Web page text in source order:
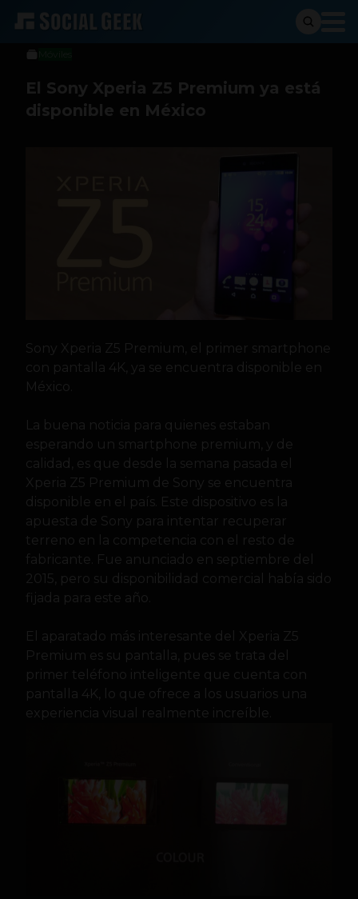
Sergio Ramos
1 de febrero de 2016
El Sony Xperia Z5 Premium ya está
disponible en México
Sony Xperia Z5 Premium, el primer smartphone
con pantalla 4K, ya se encuentra disponible en
México.
La buena noticia para quienes estaban
esperando un smartphone premium, y de
calidad, es que desde la semana pasada el
Xperia Z5 Premium de Sony se encuentra
disponible en el país. Este dispositivo es la
apuesta de Sony para intentar recuperar
terreno en la competencia con el resto de
fabricante. Fue anunciado en septiembre del
2015, pero su disponibilidad comercial había sido
fijada para este año.
El aparatado más interesante del Xperia Z5
Premium es su pantalla, pues se trata del
primer teléfono inteligente que cuenta con
pantalla 4K, lo que ofrece a los usuarios una
experiencia visual realmente increíble.